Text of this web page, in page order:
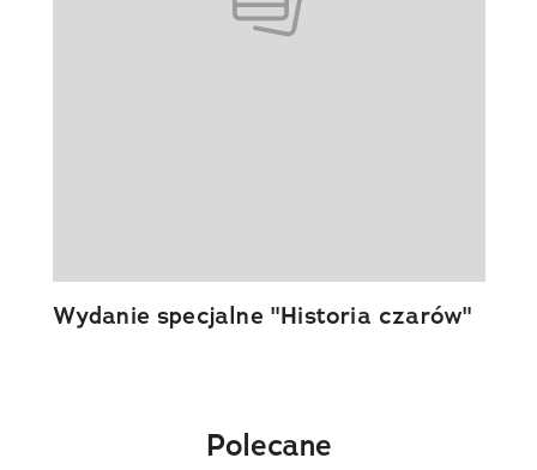
Wydanie specjalne "Historia czarów"
Polecane